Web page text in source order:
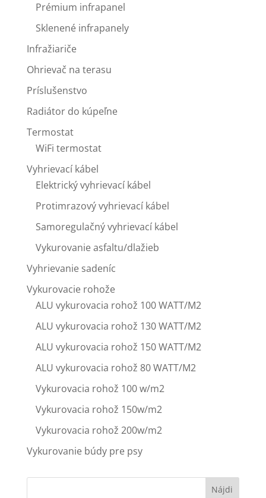
Prémium infrapanel
Sklenené infrapanely
Infražiariče
Ohrievač na terasu
Príslušenstvo
Radiátor do kúpeľne
Termostat
WiFi termostat
Vyhrievací kábel
Elektrický vyhrievací kábel
Protimrazový vyhrievací kábel
Samoregulačný vyhrievací kábel
Vykurovanie asfaltu/dlažieb
Vyhrievanie sadeníc
Vykurovacie rohože
ALU vykurovacia rohož 100 WATT/M2
ALU vykurovacia rohož 130 WATT/M2
ALU vykurovacia rohož 150 WATT/M2
ALU vykurovacia rohož 80 WATT/M2
Vykurovacia rohož 100 w/m2
Vykurovacia rohož 150w/m2
Vykurovacia rohož 200w/m2
Vykurovanie búdy pre psy